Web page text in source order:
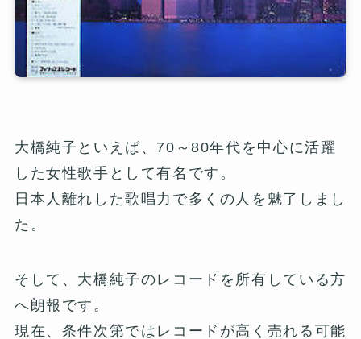
大橋純子といえば、70～80年代を中心に活躍
した女性歌手として有名です。
日本人離れした歌唱力で多くの人を魅了しまし
た。
そして、大橋純子のレコードを所有している方
へ朗報です。
現在、条件次第ではレコードが高く売れる可能